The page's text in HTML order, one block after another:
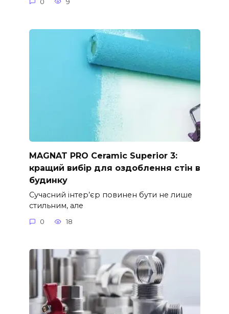
0 9
MAGNAT PRO Ceramic Superior 3:
кращий вибір для оздоблення стін в
будинку
Сучасний інтер’єр повинен бути не лише
стильним, але
0 18